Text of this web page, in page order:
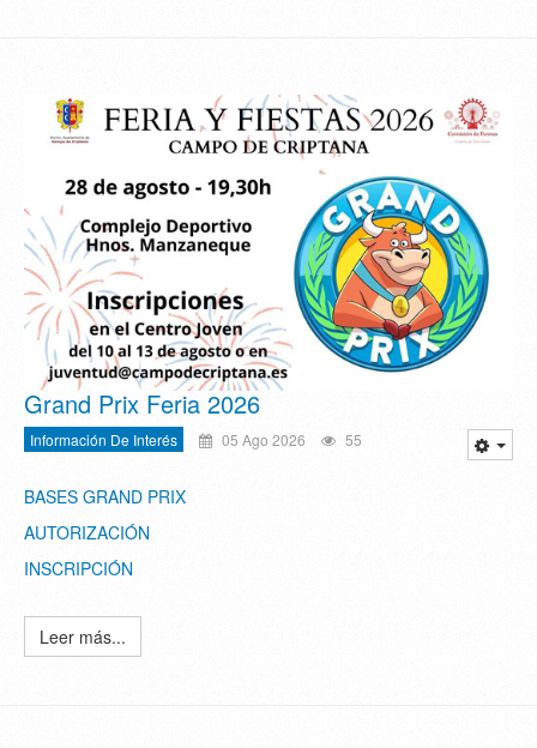
Grand Prix Feria 2026
Información De Interés 05 Ago 2026 55
BASES GRAND PRIX
AUTORIZACIÓN
INSCRIPCIÓN
Leer más...